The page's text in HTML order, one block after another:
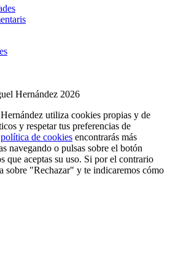
Hernández 2026
utiliza cookies propias y de
y respetar tus preferencias de
política de cookies encontrarás más
navegando o pulsas sobre el botón
que aceptas su uso. Si por el contrario
sobre "Rechazar" y te indicaremos cómo